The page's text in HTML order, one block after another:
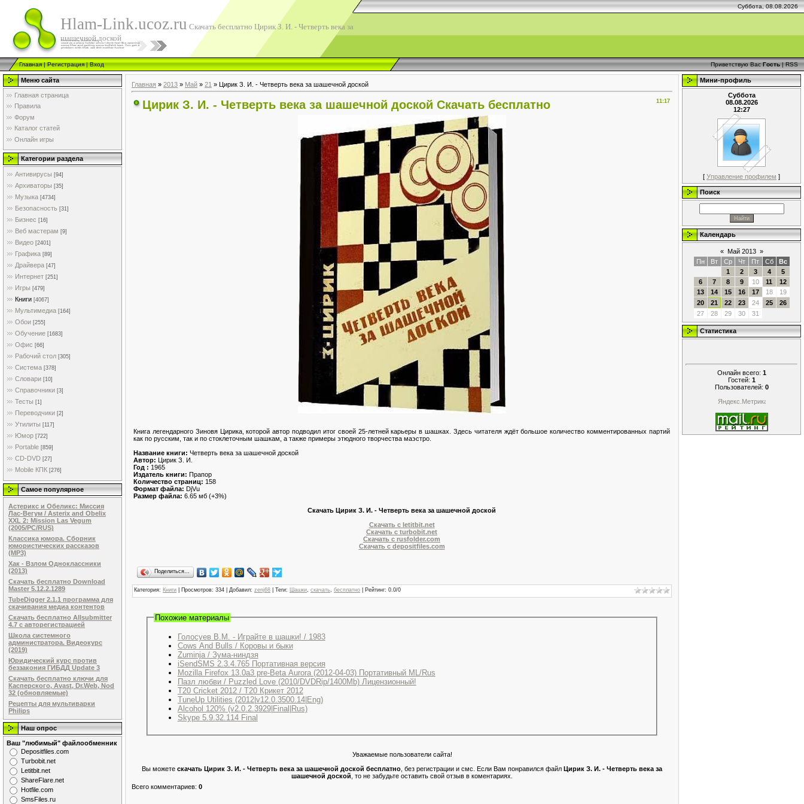
Суббота, 08.08.2026
Hlam-Link.ucoz.ru Скачать бесплатно Цирик З. И. - Четверть века за
шашечной доской
Главная|Регистрация|Вход Приветствую Вас Гость|RSS
Меню сайта
Главная страница
Правила
Форум
Каталог статей
Онлайн игры
Категории раздела
Антивирусы [94]
Архиваторы [35]
Музыка [4734]
Безопасность [31]
Бизнес [16]
Веб мастерам [9]
Видео [2401]
Графика [89]
Драйвера [47]
Интернет [251]
Игры [479]
Книги [4067]
Мультимедиа [164]
Обои [255]
Обучение [1683]
Офис [66]
Рабочий стол [305]
Система [378]
Словари [10]
Справочники [3]
Тесты [1]
Переводчики [2]
Утилиты [117]
Юмор [722]
Portable [859]
CD-DVD [27]
Mobile КПК [276]
Самое популярное
Астерикс и Обеликс: Миссия
Лас-Вегум / Asterix and Obelix
XXL 2: Mission Las Vegum
(2005/PC/RUS)
Классика юмора. Сборник
юмористических рассказов
(MP3)
Хак - Взлом Одноклассники
(2013)
Скачать бесплатно Download
Master 5.12.2.1289
TubeDigger 2.1.1 программа для
скачивания медиа контентов
Скачать бесплатно Allsubmitter
4.7 с авторегистрацией
Школа системного
администратора. Видеокурс
(2019)
Юридический курс против
беззакония ГИБДД Update 3
Скачать бесплатно ключи для
Касперского, Avast, Dr.Web, Nod
32 (обновляемые)
Рецепты для мультиварки
Philips
Наш опрос
Ваш "любимый" файлообменник
Dеpоsitfilеs.com
Turbobit.net
Letitbit.net
ShareFlare.net
Hotfile.com
SmsFiles.ru
Главная » 2013 » Май » 21 » Цирик З. И. - Четверть века за шашечной доской
11:17
Цирик З. И. - Четверть века за шашечной доской Скачать бесплатно
Книга легендарного Зиновя Цирика, которой автор подводил итог своей 25-летней карьеры в шашках. Здесь читателя ждёт большое количество комментированных партий
как по русским, так и по стоклеточным шашкам, а также примеры этюдного творчества маэстро.
Название книги: Четверть века за шашечной доской
Автор: Цирик З. И.
Год : 1965
Издатель книги: Прапор
Количество страниц: 158
Формат файла: DjVu
Размер файла: 6.65 мб (+3%)
Скачать Цирик З. И. - Четверть века за шашечной доской
Скачать с letitbit.net
Скачать с turbobit.net
Скачать с rusfolder.com
Скачать с depositfiles.com
Поделиться…
Категория: Книги Просмотров: 334 | Добавил: zenj68 Теги: Шашки скачать бесплатно Рейтинг: 0.0/0
Похожие материалы
Голосуев В.М. - Играйте в шашки! / 1983
Cows And Bulls / Коровы и быки
Zuminja / Зума-ниндзя
iSendSMS 2.3.4.765 Пoртативная версия
Mozilla Firefox 13.0a3 pre-Beta Aurora (2012-04-03) Портативный ML/Rus
Пазл любви / Puzzled Love (2010/DVDRip/1400Mb) Лицензионный!
T20 Cricket 2012 / T20 Крикет 2012
TuneUp Utilities (2012|v12.0.3500.14|Eng)
Alcohol 120% (v2.0.2.3929|Final|Rus)
Skype 5.9.32.114 Final
Уважаемые пользователи сайта!
Вы можете скачать Цирик З. И. - Четверть века за шашечной доской бесплатно , без регистрации и смс. Если Вам понравился файл Цирик З. И. - Четверть века за
шашечной доской , то не забудьте оставить свой отзыв в коментариях.
Всего комментариев: 0
Мини-профиль
Суббота
08.08.2026
12:27
[ Управление профилем ]
Поиск
Календарь
« Май 2013 »
Пн
Вт Ср Чт Пт Сб
Вс
1
2 3 4
5
6
7 8 9 10 11
12
13
14 15 16 17 18
19
20
21 22 23 24 25
26
27
28 29 30 31
Статистика
Онлайн всего: 1
Гостей: 1
Пользователей: 0